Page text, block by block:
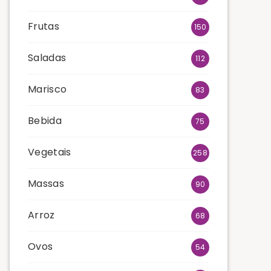
Frutas 150
Saladas 112
Marisco 83
Bebida 75
Vegetais 258
Massas 90
Arroz 68
Ovos 54